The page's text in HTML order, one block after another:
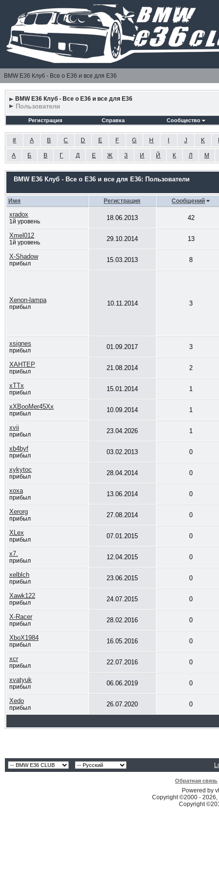
BMW E36 Клуб - Все о Е36 и все для Е36
BMW E36 Клуб - Все о Е36 и все для Е36
Пользователи
Регистрация Справка Сообщество
# A B C D E F G H J K
А Б В Г Д Е Ж З И Й К Л М
BMW E36 Клуб - Все о Е36 и все для Е36: Пользователи
Имя Регистрация Сообщений
xradox
1й уровень 18.06.2013 42
Xmel012
1й уровень 29.10.2014 13
X-Shadow
прибыл 15.03.2013 8
Xenon-lampa
прибыл 10.11.2014 3
xsignes
прибыл 01.09.2017 3
XAHTEP
прибыл 21.08.2014 2
xTTx
прибыл 15.01.2014 1
xXBooMer45Xx
прибыл 10.09.2014 1
xvii
прибыл 23.04.2026 1
xb4byf
прибыл 03.02.2013 0
xykytoc
прибыл 28.04.2014 0
xoxa
прибыл 13.06.2014 0
Xerorg
прибыл 27.08.2014 0
XLex
прибыл 07.01.2015 0
x7.
прибыл 12.04.2015 0
xelblch
прибыл 23.06.2015 0
Xawk122
прибыл 24.07.2015 0
X-Racer
прибыл 28.02.2016 0
XboX1984
прибыл 16.05.2016 0
xcr
прибыл 22.07.2016 0
xvatyuk
прибыл 06.06.2019 0
Xedo
прибыл 26.07.2020 0
Обратная связь
Powered by
Copyright ©2000 -
Copyright